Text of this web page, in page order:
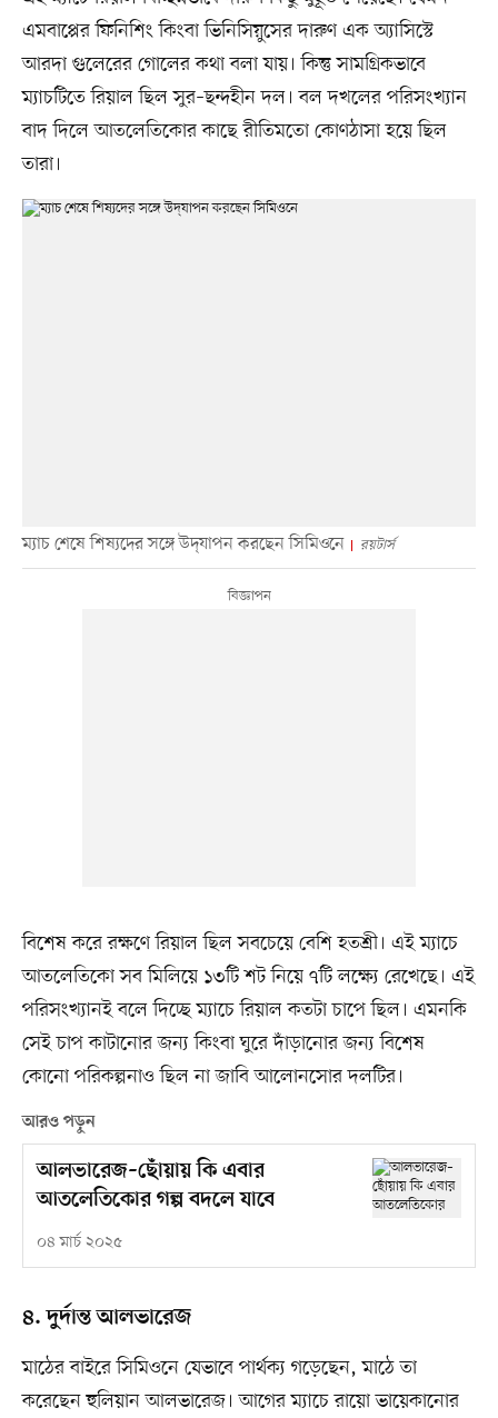
এমবাপ্পের ফিনিশিং কিংবা ভিনিসিয়ুসের দারুণ এক অ্যাসিস্টে
আরদা গুলেরের গোলের কথা বলা যায়। কিন্তু সামগ্রিকভাবে
ম্যাচটিতে রিয়াল ছিল সুর–ছন্দহীন দল। বল দখলের পরিসংখ্যান
বাদ দিলে আতলেতিকোর কাছে রীতিমতো কোণঠাসা হয়ে ছিল
তারা।
ম্যাচ শেষে শিষ্যদের সঙ্গে উদ্‌যাপন করছেন সিমিওনে রয়টার্স
বিশেষ করে রক্ষণে রিয়াল ছিল সবচেয়ে বেশি হতশ্রী। এই ম্যাচে
আতলেতিকো সব মিলিয়ে ১৩টি শট নিয়ে ৭টি লক্ষ্যে রেখেছে। এই
পরিসংখ্যানই বলে দিচ্ছে ম্যাচে রিয়াল কতটা চাপে ছিল। এমনকি
সেই চাপ কাটানোর জন্য কিংবা ঘুরে দাঁড়ানোর জন্য বিশেষ
কোনো পরিকল্পনাও ছিল না জাবি আলোনসোর দলটির।
আরও পড়ুন
আলভারেজ–ছোঁয়ায় কি এবার
আতলেতিকোর গল্প বদলে যাবে
০৪ মার্চ ২০২৫
৪. দুর্দান্ত আলভারেজ
মাঠের বাইরে সিমিওনে যেভাবে পার্থক্য গড়েছেন, মাঠে তা
করেছেন হুলিয়ান আলভারেজ। আগের ম্যাচে রায়ো ভায়েকানোর